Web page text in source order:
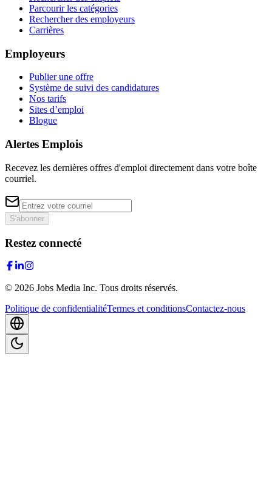
Parcourir les catégories
Rechercher des employeurs
Carrières
Employeurs
Publier une offre
Système de suivi des candidatures
Nos tarifs
Sites d’emploi
Blogue
Alertes Emplois
Recevez les dernières offres d'emploi directement dans votre boîte
courriel.
S'abonner
Restez connecté
© 2026 Jobs Media Inc. Tous droits réservés.
Politique de confidentialitéTermes et conditionsContactez-nous